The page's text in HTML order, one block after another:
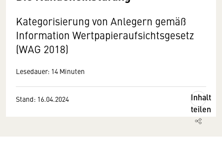
Kategorisierung von Anlegern gemäß
Information Wertpapieraufsichtsgesetz
(WAG 2018)
Lesedauer: 14 Minuten
Stand: 16.04.2024
Inhalt
teilen